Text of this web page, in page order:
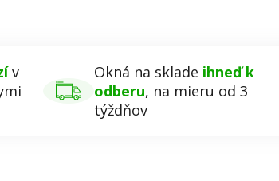
v
Okná na sklade ihneď k
odberu, na mieru od 3
týždňov